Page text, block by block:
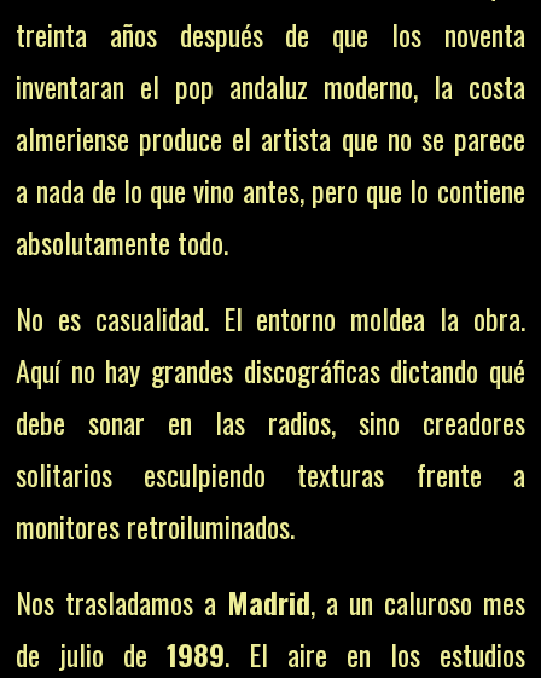
treinta años después de que los noventa
inventaran el pop andaluz moderno, la costa
almeriense produce el artista que no se parece
a nada de lo que vino antes, pero que lo contiene
absolutamente todo.
No es casualidad. El entorno moldea la obra.
Aquí no hay grandes discográficas dictando qué
debe sonar en las radios, sino creadores
solitarios esculpiendo texturas frente a
monitores retroiluminados.
Nos trasladamos a Madrid, a un caluroso mes
de julio de1989. El aire en los estudios